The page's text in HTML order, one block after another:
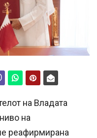
на Владата
на
реафирмирана